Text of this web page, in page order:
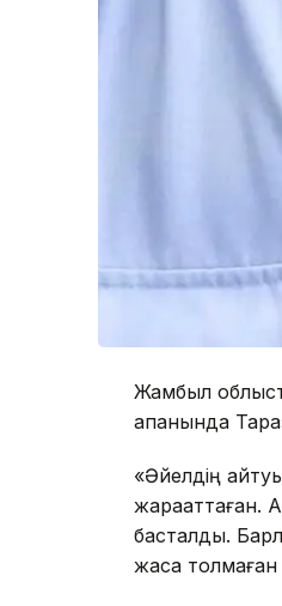
Жамбыл
ақпанында
«Әйелдің
жарақаттаған.
басталды.
жасқа